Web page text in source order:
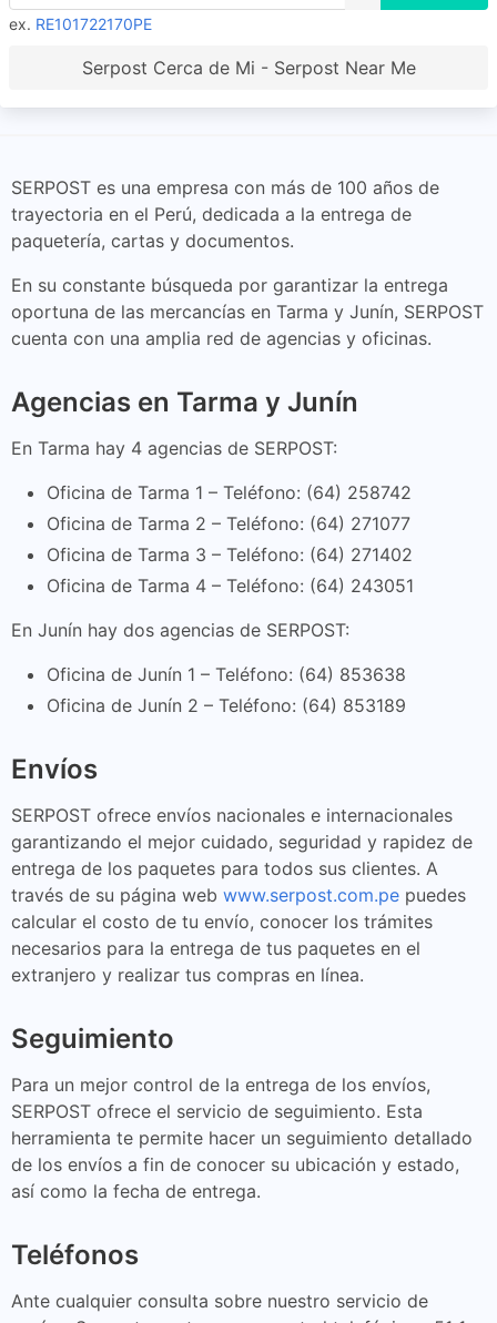
ex. RE101722170PE
Serpost Cerca de Mi - Serpost Near Me
SERPOST es una empresa con más de 100 años de
trayectoria en el Perú, dedicada a la entrega de
paquetería, cartas y documentos.
En su constante búsqueda por garantizar la entrega
oportuna de las mercancías en Tarma y Junín, SERPOST
cuenta con una amplia red de agencias y oficinas.
Agencias en Tarma y Junín
En Tarma hay 4 agencias de SERPOST:
Oficina de Tarma 1 – Teléfono: (64) 258742
Oficina de Tarma 2 – Teléfono: (64) 271077
Oficina de Tarma 3 – Teléfono: (64) 271402
Oficina de Tarma 4 – Teléfono: (64) 243051
En Junín hay dos agencias de SERPOST:
Oficina de Junín 1 – Teléfono: (64) 853638
Oficina de Junín 2 – Teléfono: (64) 853189
Envíos
SERPOST ofrece envíos nacionales e internacionales
garantizando el mejor cuidado, seguridad y rapidez de
entrega de los paquetes para todos sus clientes. A
través de su página web www.serpost.com.pe puedes
calcular el costo de tu envío, conocer los trámites
necesarios para la entrega de tus paquetes en el
extranjero y realizar tus compras en línea.
Seguimiento
Para un mejor control de la entrega de los envíos,
SERPOST ofrece el servicio de seguimiento. Esta
herramienta te permite hacer un seguimiento detallado
de los envíos a fin de conocer su ubicación y estado,
así como la fecha de entrega.
Teléfonos
Ante cualquier consulta sobre nuestro servicio de